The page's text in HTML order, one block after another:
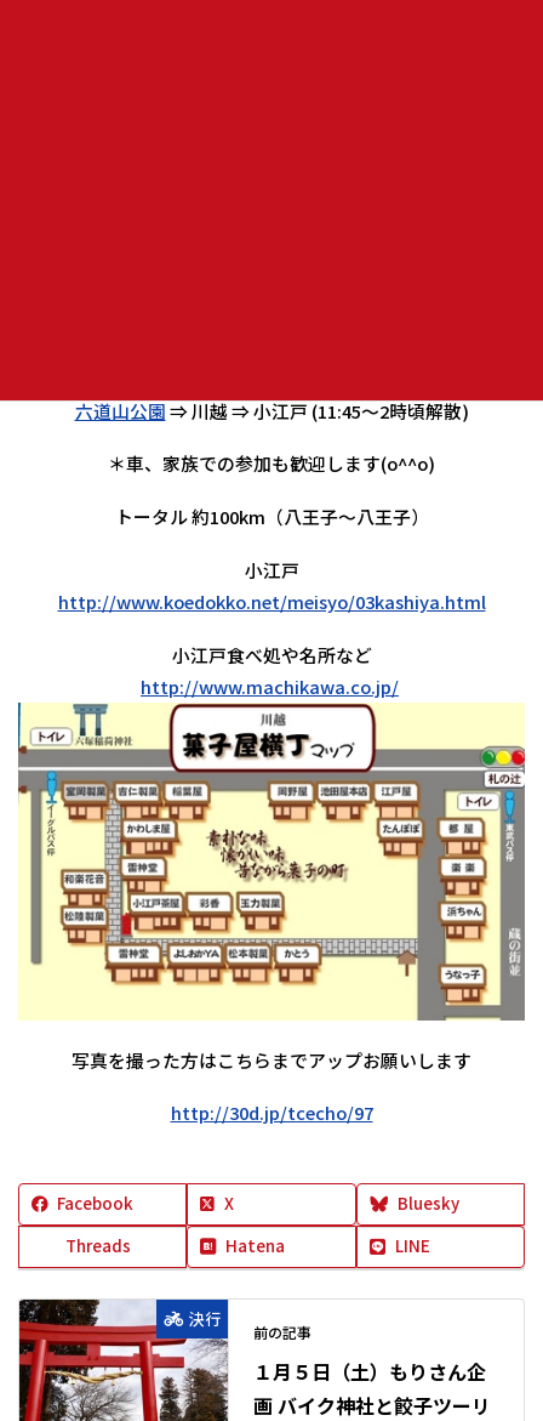
六道山公園⇒ 川越 ⇒ 小江戸 (11:45～2時頃解散)
＊車、家族での参加も歓迎します(o^^o)
トータル 約100km（八王子～八王子）
小江戸
http://www.koedokko.net/meisyo/03kashiya.html
小江戸食べ処や名所など
http://www.machikawa.co.jp/
写真を撮った方はこちらまでアップお願いします
http://30d.jp/tcecho/97
Facebook X
Bluesky
Threads
Hatena LINE
決行
前の記事
１月５日（土）もりさん企
画 バイク神社と餃子ツーリ